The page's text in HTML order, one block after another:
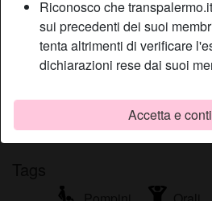
Riconosco che
sui precedenti dei suoi
tenta altrimenti di verificare
dichiarazioni rese dai suoi
Accetta e
Grande lavoratrice cerca uno con
abbia degli obbiettivi predefiniti
mia vita e adesso la vorrei
solo per me. Uomo mio dove sei?
Sta cercando
Non ha specificato le sue